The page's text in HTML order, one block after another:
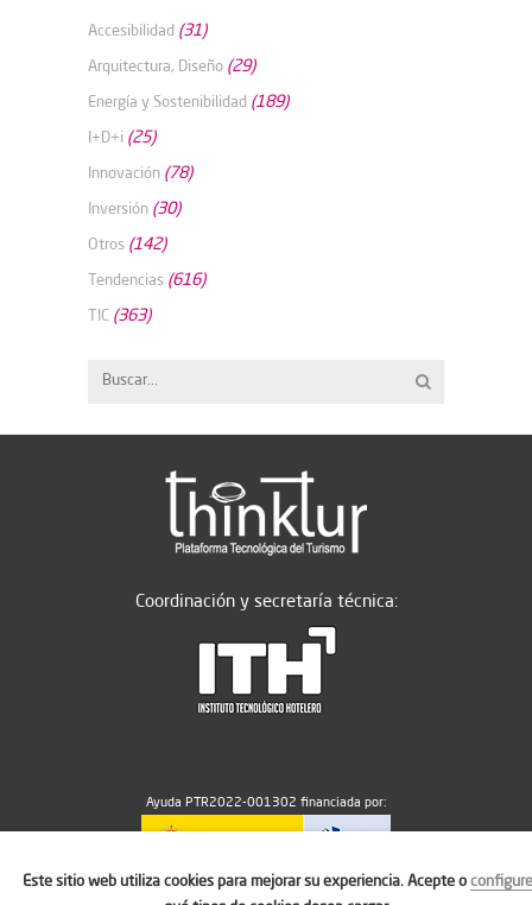
Accesibilidad (31)
Arquitectura, Diseño (29)
Energía y Sostenibilidad (189)
I+D+i (25)
Innovación (78)
Inversión (30)
Otros (142)
Tendencias (616)
TIC (363)
Coordinación y secretaría técnica:
Ayuda PTR2022-001302 financiada por:
MICIU/AEI/10.13039/501100011033
Este sitio web utiliza cookies para mejorar su experiencia. Acepte oconfigure